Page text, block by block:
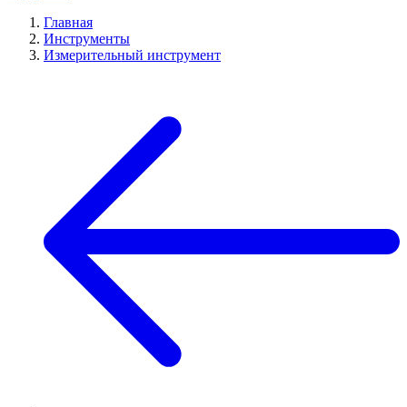
Главная
Инструменты
Измерительный инструмент